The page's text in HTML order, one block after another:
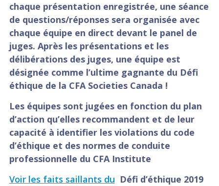
chaque présentation enregistrée, une séance
de questions/réponses sera organisée avec
chaque équipe en direct devant le panel de
juges. Après les présentations et les
délibérations des juges, une équipe est
désignée comme l’ultime gagnante du Défi
éthique de la CFA Societies Canada !
Les équipes sont jugées en fonction du plan
d’action qu’elles recommandent et de leur
capacité à identifier les violations du code
d’éthique et des normes de conduite
professionnelle du CFA Institute
Voir les faits saillants du Défi d’éthique 2019